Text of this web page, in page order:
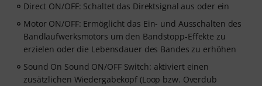
Direct ON/OFF: Schaltet das Direktsignal aus oder ein
Motor ON/OFF: Ermöglicht das Ein- und Ausschalten des
Bandlaufwerksmotors um den Bandstopp-Effekte zu
erzielen oder die Lebensdauer des Bandes zu erhöhen
Sound On Sound ON/OFF Switch: aktiviert einen
zusätzlichen Wiedergabekopf (Loop bzw. Overdub